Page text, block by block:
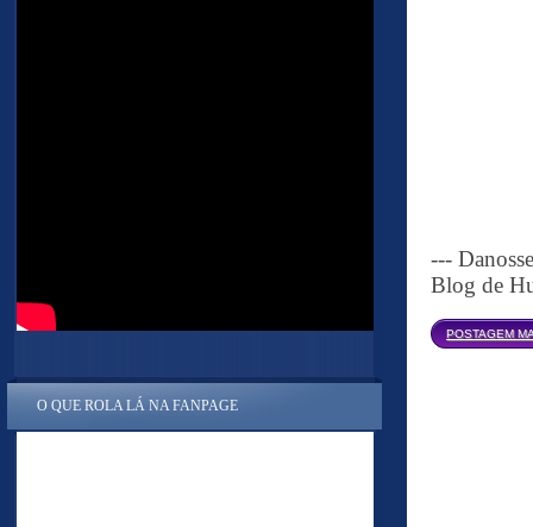
---
Blog de
POSTAGEM
O QUE ROLA LÁ NA FANPAGE